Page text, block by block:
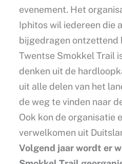
evenement. Het
Iphitos wil iedereen die
bijgedragen ontzettend
Twentse Smokkel Trail
denken uit de
uit alle delen van het
de weg te vinden naar
Ook kon de organisatie
verwelkomen uit
Volgend jaar wordt er